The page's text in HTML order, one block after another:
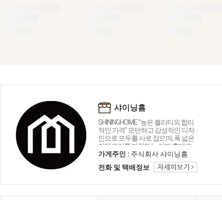
샤이닝홈
SHININGHOME "높은 퀄리티외 합리
적인 가격" 모던하고 감성적인 디자
인으로 모두를 사로 잡으며, 폭 넓은
카테고리를 자랑하는 리빙 홈데코
인테리어 샤이닝홈입니다.
가게주인 : 주식회사 샤이닝홈
전화 및 택배정보